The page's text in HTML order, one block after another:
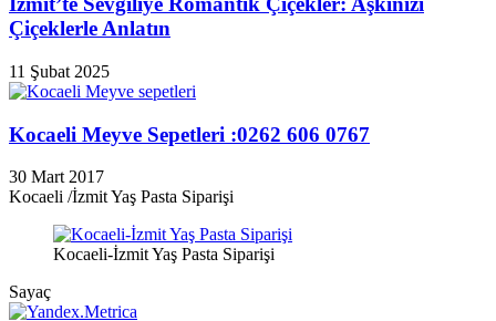
Çiçeklerle Anlatın
11 Şubat 2025
Kocaeli Meyve Sepetleri :0262 606 0767
30 Mart 2017
Kocaeli /İzmit Yaş Pasta Siparişi
Kocaeli-İzmit Yaş Pasta Siparişi
Sayaç